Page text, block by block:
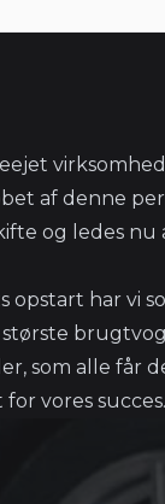
af denne
og ledes nu
opstart har vi
som alle får
vores succes.